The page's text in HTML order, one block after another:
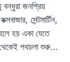
বন্ধুরা জনপ্রিয়
সেন্টমার্টিন,
হয় একা যেতে
থেকেই পথচলা শুরু…